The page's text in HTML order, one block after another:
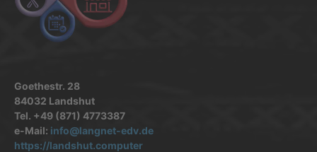
Goethestr. 28
84032 Landshut
Tel. +49 (871) 4773387
e-Mail: info@langnet-edv.de
https://landshut.computer